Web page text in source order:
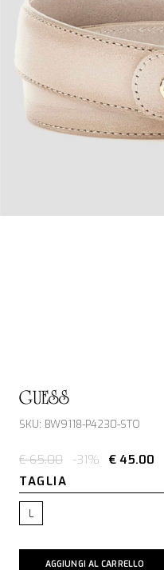
GUESS
SKU: BW9118-P4230-STO
€ 65.00 -31%
€ 45.00
TAGLIA
L
AGGIUNGI AL CARRELLO